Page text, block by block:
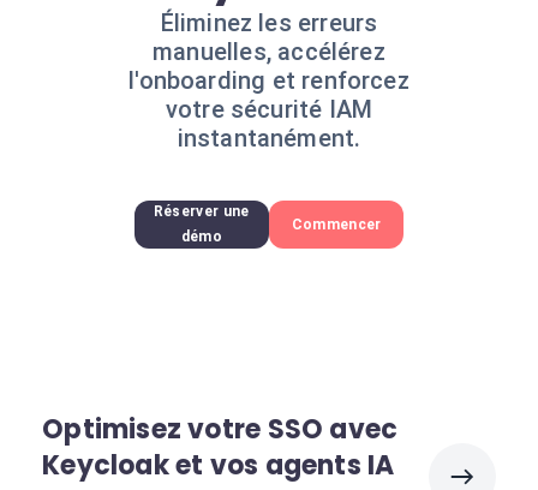
Éliminez les erreurs
manuelles, accélérez
l'onboarding et renforcez
votre sécurité IAM
instantanément.
Réserver une
démo
Commencer
Optimisez votre SSO avec
Keycloak et vos agents IA